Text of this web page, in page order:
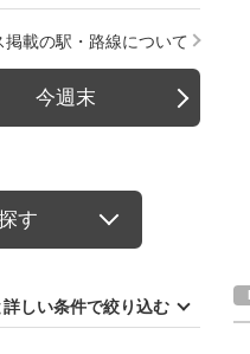
掲載の駅・路線について
今週末
す
詳しい条件で絞り込む